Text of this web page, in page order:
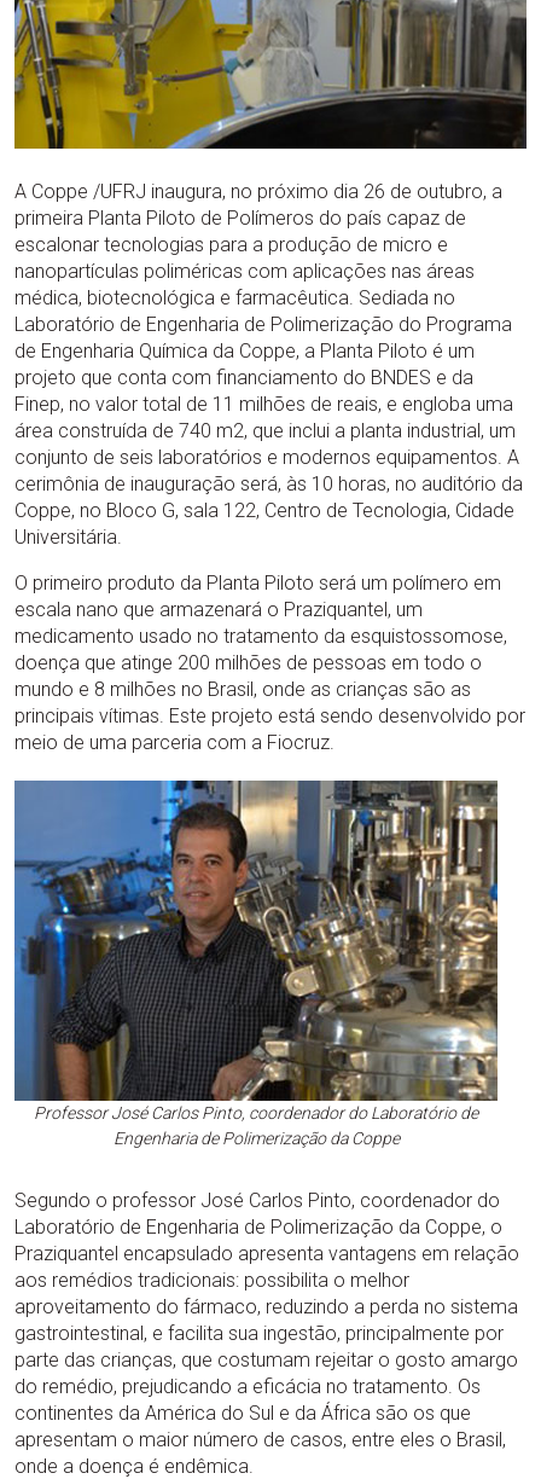
A Coppe /UFRJ inaugura, no próximo dia 26 de outubro, a
primeira Planta Piloto de Polímeros do país capaz de
escalonar tecnologias para a produção de micro e
nanopartículas poliméricas com aplicações nas áreas
médica, biotecnológica e farmacêutica. Sediada no
Laboratório de Engenharia de Polimerização do Programa
de Engenharia Química da Coppe, a Planta Piloto é um
projeto que conta com financiamento do BNDES e da
Finep, no valor total de 11 milhões de reais, e engloba uma
área construída de 740 m2, que inclui a planta industrial, um
conjunto de seis laboratórios e modernos equipamentos. A
cerimônia de inauguração será, às 10 horas, no auditório da
Coppe, no Bloco G, sala 122, Centro de Tecnologia, Cidade
Universitária.
O primeiro produto da Planta Piloto será um polímero em
escala nano que armazenará o Praziquantel, um
medicamento usado no tratamento da esquistossomose,
doença que atinge 200 milhões de pessoas em todo o
mundo e 8 milhões no Brasil, onde as crianças são as
principais vítimas. Este projeto está sendo desenvolvido por
meio de uma parceria com a Fiocruz.
Professor José Carlos Pinto, coordenador do Laboratório de
Engenharia de Polimerização da Coppe
Segundo o professor José Carlos Pinto, coordenador do
Laboratório de Engenharia de Polimerização da Coppe, o
Praziquantel encapsulado apresenta vantagens em relação
aos remédios tradicionais: possibilita o melhor
aproveitamento do fármaco, reduzindo a perda no sistema
gastrointestinal, e facilita sua ingestão, principalmente por
parte das crianças, que costumam rejeitar o gosto amargo
do remédio, prejudicando a eficácia no tratamento. Os
continentes da América do Sul e da África são os que
apresentam o maior número de casos, entre eles o Brasil,
onde a doença é endêmica.